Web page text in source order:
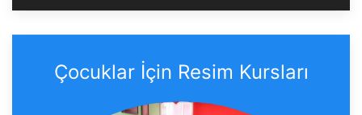
Çocuklar İçin Resim Kursları